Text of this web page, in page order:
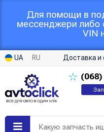
Для помощи в
мессенджери либо
VIN
UA RU Доставка и
(068)
Какую запчасть